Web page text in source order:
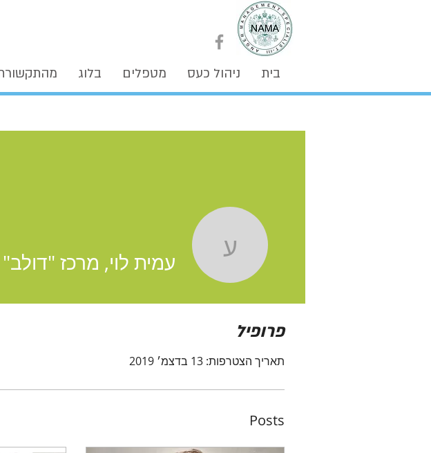
בית ניהול כעס מטפלים בלוג
פרופיל
תאריך הצטרפות: 13 בדצמ׳ 2019
Posts
עמית לוי, מרכז "דולב"
עמית לוי, מרכז "דולב"